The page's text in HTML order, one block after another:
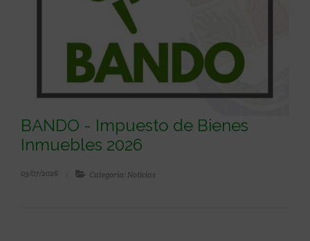
BANDO - Impuesto de Bienes
Inmuebles 2026
03/07/2026 Categoría: Noticias